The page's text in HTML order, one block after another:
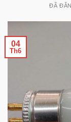
ĐÃ
04
Th6